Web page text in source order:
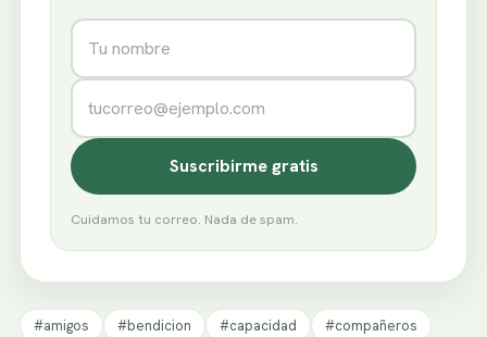
Nombre
Correo electrónico
Suscribirme gratis
Cuidamos tu correo. Nada de spam.
#amigos #bendicion #capacidad
#compañeros